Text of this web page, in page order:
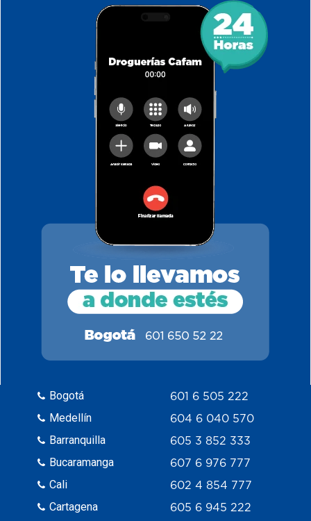
Bogotá
Medellín
Barranquilla
Bucaramanga
Cali
Cartagena
601 6 505 222
604 6 040 570
605 3 852 333
607 6 976 777
602 4 854 777
605 6 945 222